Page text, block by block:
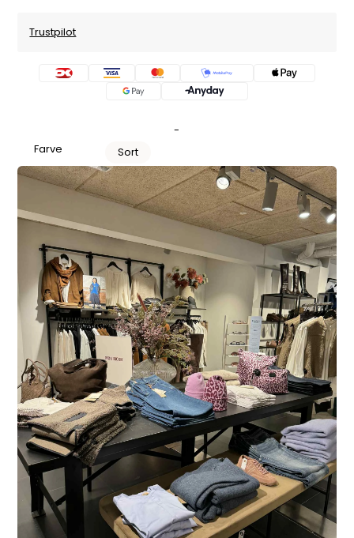
Trustpilot
-
Farve
Sort